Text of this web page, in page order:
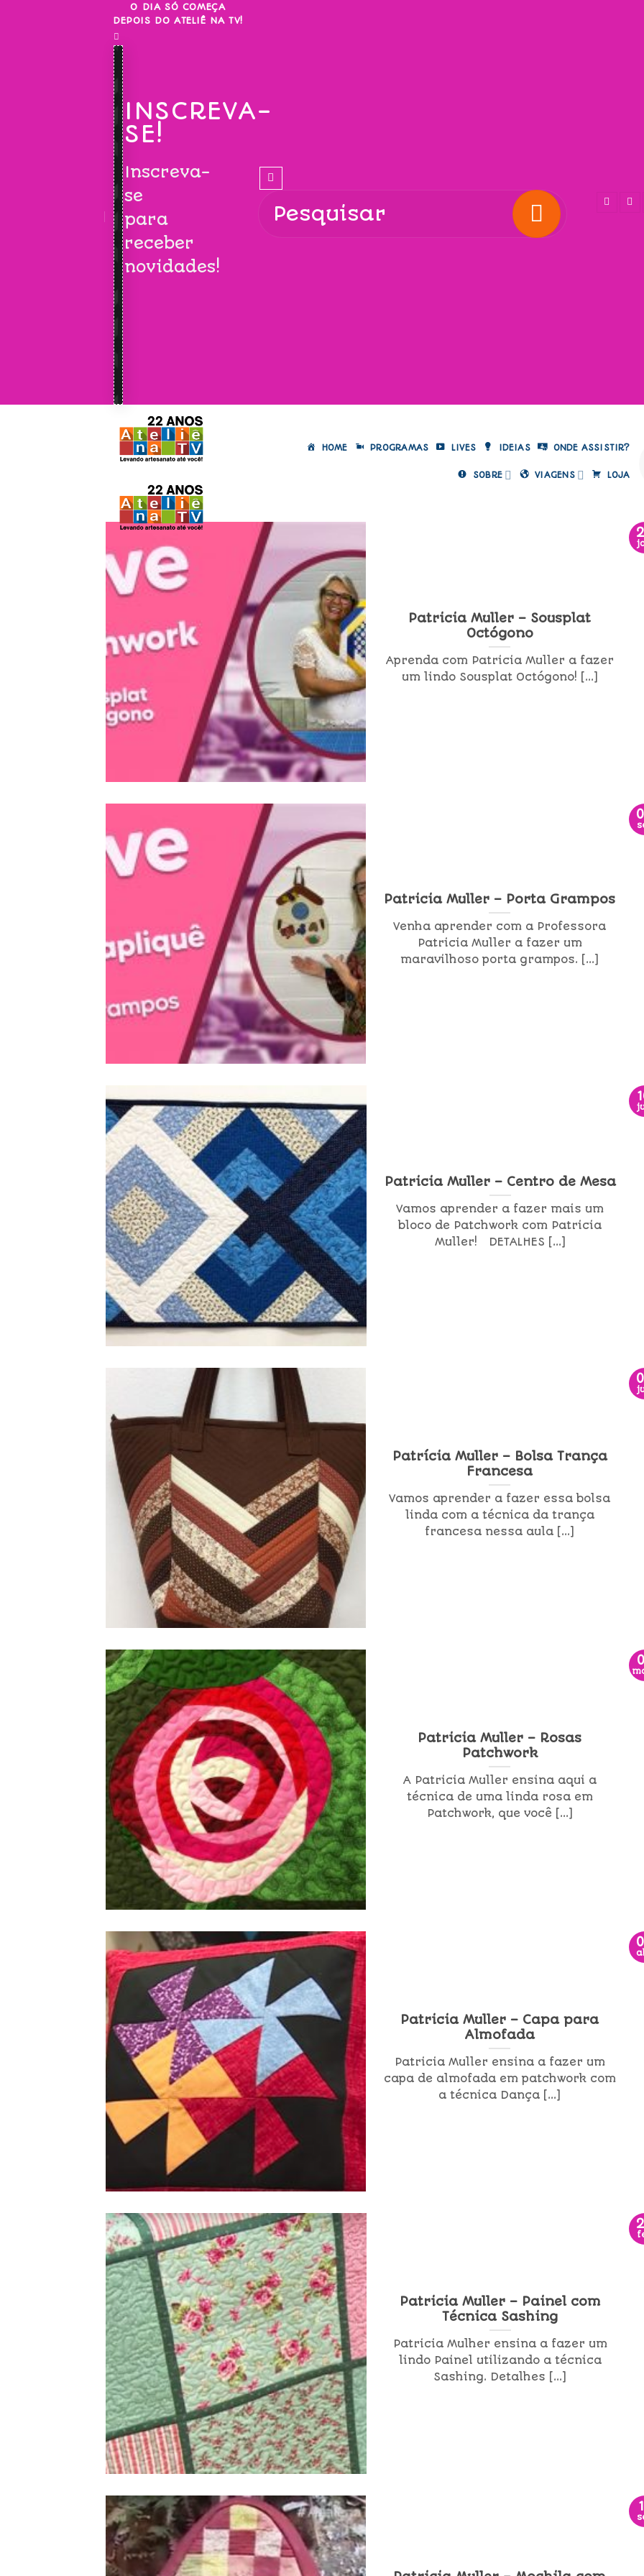
O DIA SÓ COMEÇA
DEPOIS DO ATELIÊ NA TV!
INSCREVA-
SE!
Inscreva-
se
para
receber
novidades!
HOME PROGRAMAS LIVES IDEIAS ONDE ASSISTIR?
SOBRE VIAGENS LOJA
Patricia Muller – Sousplat
Octógono
Aprenda com Patricia Muller a fazer
um lindo Sousplat Octógono! [...]
Patricia Muller – Porta Grampos
Venha aprender com a Professora
Patricia Muller a fazer um
maravilhoso porta grampos. [...]
Patricia Muller – Centro de Mesa
Vamos aprender a fazer mais um
bloco de Patchwork com Patricia
Muller! DETALHES [...]
Patrícia Muller – Bolsa Trança
Francesa
Vamos aprender a fazer essa bolsa
linda com a técnica da trança
francesa nessa aula [...]
Patricia Muller – Rosas
Patchwork
A Patricia Muller ensina aqui a
técnica de uma linda rosa em
Patchwork, que você [...]
Patricia Muller – Capa para
Almofada
Patricia Muller ensina a fazer um
capa de almofada em patchwork com
a técnica Dança [...]
Patricia Muller – Painel com
Técnica Sashing
Patricia Mulher ensina a fazer um
lindo Painel utilizando a técnica
Sashing. Detalhes [...]